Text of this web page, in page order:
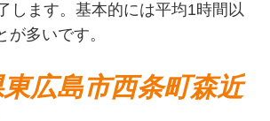
します。基本的には平均1時間以
が多いです。
広島市西条町森近